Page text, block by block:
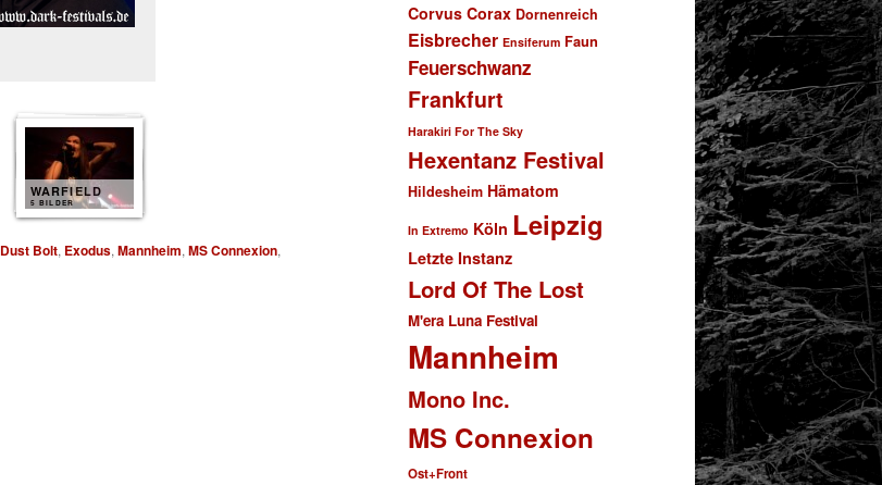
WARFIELD
5 BILDER
Dust Bolt, Exodus,Mannheim,MS Connexion,
Corvus Corax Dornenreich
Eisbrecher Ensiferum Faun
Feuerschwanz
Frankfurt
Harakiri For The Sky
Hexentanz Festival
Hildesheim Hämatom
In Extremo Köln Leipzig
Letzte Instanz
Lord Of The Lost
M'era Luna Festival
Mannheim
Mono Inc.
MS Connexion
Ost+Front